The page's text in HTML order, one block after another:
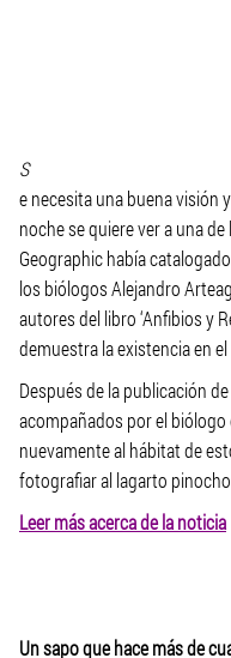
S
e necesita una buena visión
noche se quiere ver a una
Geographic había
los biólogos Alejandro
autores del libro ‘Anfibios y
demuestra la existencia en
Después de la publicación
acompañados por el biólogo
nuevamente al hábitat de
fotografiar al lagarto
Leer más acerca de la noticia
Un sapo que hace más de